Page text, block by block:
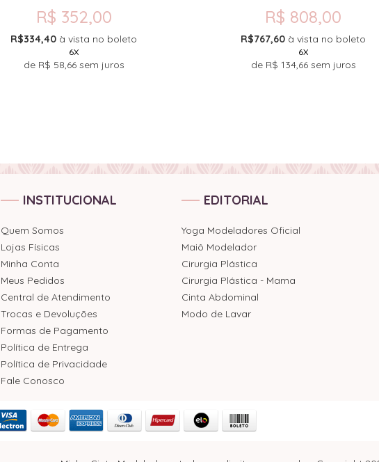
R$ 352,00
R$334,40 à vista no boleto
6X
de R$ 58,66sem juros
R$ 808,00
R$767,60 à vista no boleto
6X
de R$ 134,66sem juros
INSTITUCIONAL
Quem Somos
Lojas Físicas
Minha Conta
Meus Pedidos
Central de Atendimento
Trocas e Devoluções
Formas de Pagamento
Política de Entrega
Política de Privacidade
Fale Conosco
EDITORIAL
Yoga Modeladores Oficial
Maiô Modelador
Cirurgia Plástica
Cirurgia Plástica - Mama
Cinta Abdominal
Modo de Lavar